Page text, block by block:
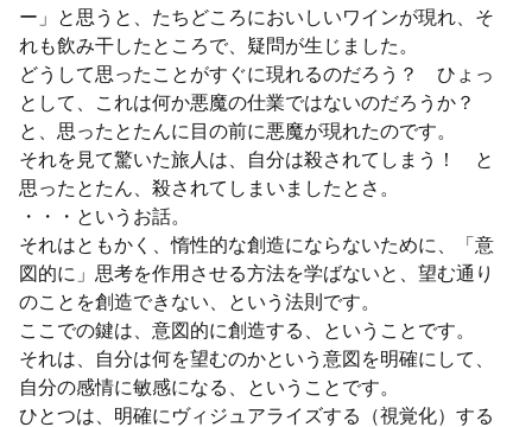
ー」と思うと、たちどころにおいしいワインが現れ、そ
れも飲み干したところで、疑問が生じました。
どうして思ったことがすぐに現れるのだろう？ ひょっ
として、これは何か悪魔の仕業ではないのだろうか？
と、思ったとたんに目の前に悪魔が現れたのです。
それを見て驚いた旅人は、自分は殺されてしまう！ と
思ったとたん、殺されてしまいましたとさ。
・・・というお話。
それはともかく、惰性的な創造にならないために、「意
図的に」思考を作用させる方法を学ばないと、望む通り
のことを創造できない、という法則です。
ここでの鍵は、意図的に創造する、ということです。
それは、自分は何を望むのかという意図を明確にして、
自分の感情に敏感になる、ということです。
ひとつは、明確にヴィジュアライズする（視覚化）する